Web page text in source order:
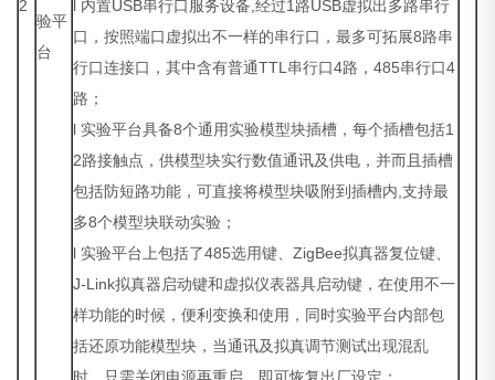
2
验平
台
l 内置USB串行口服务设备,经过1路USB虚拟出多路串行
口，按照端口虚拟出不一样的串行口，最多可拓展8路串
行口连接口，其中含有普通TTL串行口4路，485串行口4
路；
l 实验平台具备8个通用实验模型块插槽，每个插槽包括1
2路接触点，供模型块实行数值通讯及供电，并而且插槽
包括防短路功能，可直接将模型块吸附到插槽内,支持最
多8个模型块联动实验；
l 实验平台上包括了485选用键、ZigBee拟真器复位键、
J-Link拟真器启动键和虚拟仪表器具启动键，在使用不一
样功能的时候，便利变换和使用，同时实验平台内部包
括还原功能模型块，当通讯及拟真调节测试出现混乱